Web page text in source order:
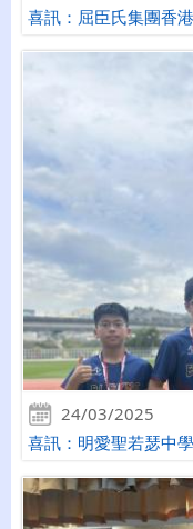
喜訊：屈臣氏集團香
24/03/2025
喜訊：明愛聖若瑟中